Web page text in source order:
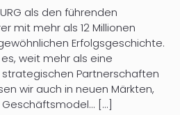
als den führenden
mit mehr als 12 Millionen
Erfolgsgeschichte.
weit mehr als eine
strategischen Partnerschaften
wir auch in neuen Märkten,
[...]